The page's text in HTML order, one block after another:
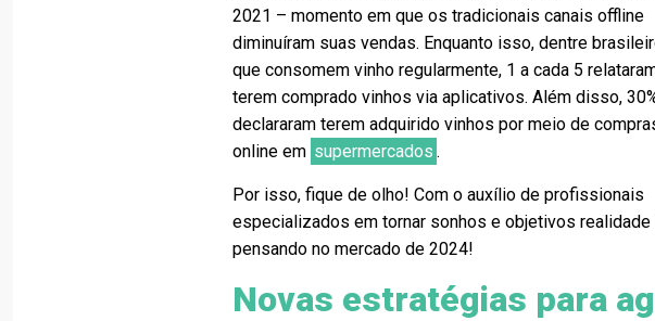
2021 – momento em que os tradicionais canais offline
diminuíram suas vendas. Enquanto isso, dentre
que consomem vinho regularmente, 1 a cada 5
terem comprado vinhos via aplicativos. Além disso,
declararam terem adquirido vinhos por meio de
online em supermercados .
Por isso, fique de olho! Com o auxílio de profissionais
especializados em tornar sonhos e objetivos
pensando no mercado de 2024!
Novas estratégias para